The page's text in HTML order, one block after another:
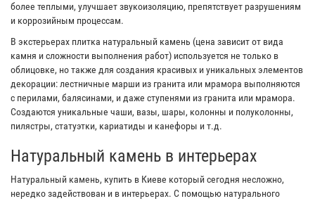
более теплыми, улучшает звукоизоляцию, препятствует разрушениям
и коррозийным процессам.
В экстерьерах плитка натуральный камень (цена зависит от вида
камня и сложности выполнения работ) используется не только в
облицовке, но также для создания красивых и уникальных элементов
декорации: лестничные марши из гранита или мрамора выполняются
с перилами, балясинами, и даже ступенями из гранита или мрамора.
Создаются уникальные чаши, вазы, шары, колонны и полуколонны,
пилястры, статуэтки, кариатиды и канефоры и т.д.
Натуральный камень в интерьерах
Натуральный камень, купить в Киеве который сегодня несложно,
нередко задействован и в интерьерах. С помощью натурального